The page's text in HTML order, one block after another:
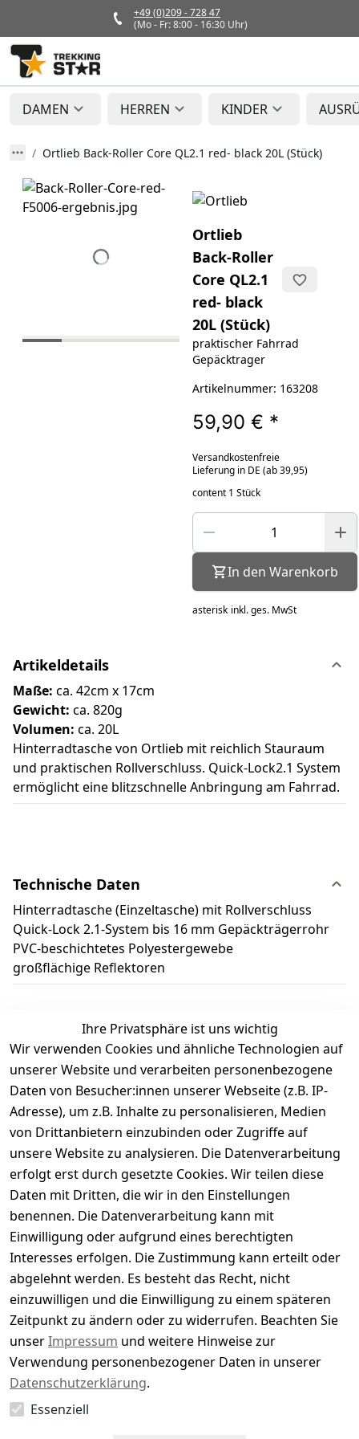
+49 (0)209 - 728 47
(Mo - Fr: 8:00 - 16:30 Uhr)
DAMEN HERREN KINDER
Ortlieb Back-Roller Core QL2.1 red- black 20L (Stück)
Ortlieb
Back-Roller
Core QL2.1
red- black
20L (Stück)
praktischer Fahrrad
Gepäcktrager
Artikelnummer: 163208
59,90 € *
Versandkostenfreie
Lieferung in DE (ab 39,95)
content 1 Stück
In den Warenkorb
asterisk inkl. ges. MwSt
Artikeldetails
Maße: ca. 42cm x 17cm
Gewicht: ca. 820g
Volumen: ca. 20L
Hinterradtasche von Ortlieb mit reichlich Stauraum
und praktischen Rollverschluss. Quick-Lock2.1 System
ermöglicht eine blitzschnelle Anbringung am Fahrrad.
Technische Daten
Hinterradtasche (Einzeltasche) mit Rollverschluss
Quick-Lock 2.1-System bis 16 mm Gepäckträgerrohr
PVC-beschichtetes Polyestergewebe
großflächige Reflektoren
Kundenbewertungen
Durchschnittliche Bewertung
0
Basierend auf 0 Bewertung(en)
Bewertung abgeben
5
( 0 )
4
( 0 )
3
( 0 )
2
( 0 )
1
( 0 )
Es hat noch niemand eine Bewertung für diesen
Artikel abgegeben
Ihre Privatsphäre ist uns wichtig
Wir verwenden Cookies und ähnliche Technologien auf
unserer Website und verarbeiten personenbezogene
Daten von Besucher:innen unserer Webseite (z.B. IP-
Adresse), um z.B. Inhalte zu personalisieren, Medien
von Drittanbietern einzubinden oder Zugriffe auf
unsere Website zu analysieren. Die Datenverarbeitung
erfolgt erst durch gesetzte Cookies. Wir teilen diese
Daten mit Dritten, die wir in den Einstellungen
benennen. Die Datenverarbeitung kann mit
Einwilligung oder aufgrund eines berechtigten
Interesses erfolgen. Die Zustimmung kann erteilt oder
abgelehnt werden. Es besteht das Recht, nicht
einzuwilligen und die Einwilligung zu einem späteren
Zeitpunkt zu ändern oder zu widerrufen. Beachten Sie
unserImpressum und weitere Hinweise zur
Verwendung personenbezogener Daten in unserer
Datenschutzerklärung.
Essenziell